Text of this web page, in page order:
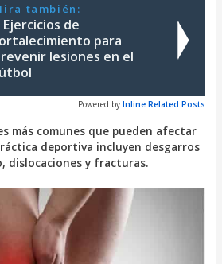
también:
Ejercicios de
para
lesiones en el
Powered by Inline Related Posts
más comunes que pueden afectar
deportiva incluyen desgarros
dislocaciones y fracturas.